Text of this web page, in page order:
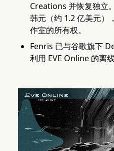
Creations 并恢复独立
韩元（约 1.2 亿美元）
作室的所有权。
Fenris 已与谷歌旗下
利用 EVE Online 的离